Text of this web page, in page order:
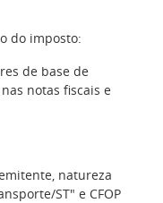
do imposto:
de base de
notas fiscais e
natureza
ST" e CFOP